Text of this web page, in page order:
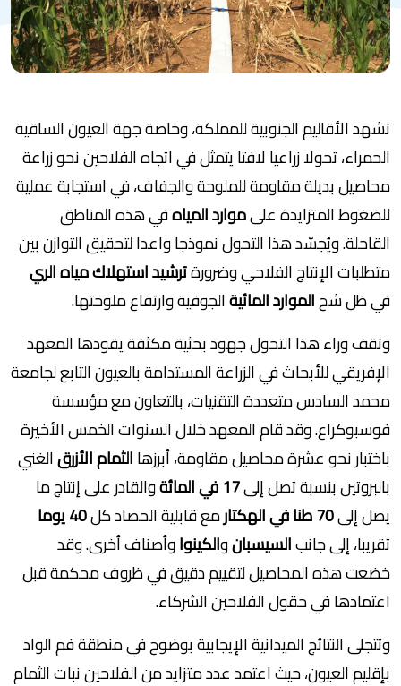
تشهد الأقاليم الجنوبية للمملكة، وخاصة جهة العيون الساقية
الحمراء، تحولا زراعيا لافتا يتمثل في اتجاه الفلاحين نحو زراعة
محاصيل بديلة مقاومة للملوحة والجفاف، في استجابة عملية
للضغوط المتزايدة علىموارد المياهفي هذه المناطق
القاحلة. ويُجسّد هذا التحول نموذجا واعدا لتحقيق التوازن بين
متطلبات الإنتاج الفلاحي وضرورةترشيد استهلاك مياه الري
في ظل شحالموارد المائيةالجوفية وارتفاع ملوحتها.
وتقف وراء هذا التحول جهود بحثية مكثفة يقودها المعهد
الإفريقي للأبحاث في الزراعة المستدامة بالعيون التابع لجامعة
محمد السادس متعددة التقنيات، بالتعاون مع مؤسسة
فوسبوكراع. وقد قام المعهد خلال السنوات الخمس الأخيرة
باختبار نحو عشرة محاصيل مقاومة، أبرزهاالثمام الأزرقالغني
بالبروتين بنسبة تصل إلى17 في المائة
والقادر على إنتاج ما
يصل إلى70 طنا في الهكتار مع قابلية الحصاد كل40 يوما
تقريبا، إلى جانبالسيسبانوالكينواوأصناف أخرى. وقد
خضعت هذه المحاصيل لتقييم دقيق في ظروف محكمة قبل
اعتمادها في حقول الفلاحين الشركاء.
وتتجلى النتائج الميدانية الإيجابية بوضوح في منطقة فم الواد
بإقليم العيون، حيث اعتمد عدد متزايد من الفلاحين نبات الثمام